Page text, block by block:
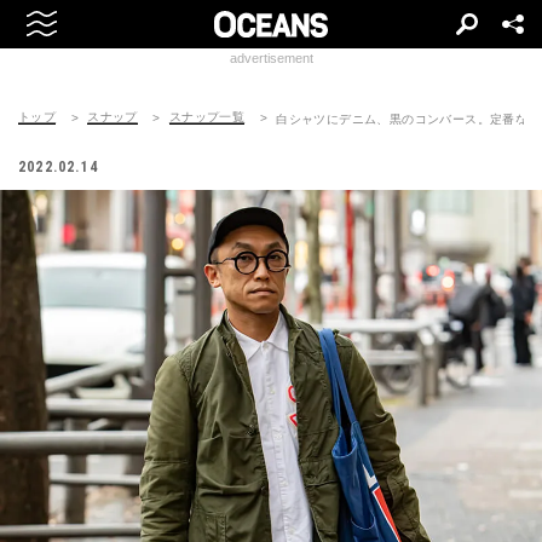
advertisement
トップ スナップ スナップ一覧 白シャツにデニム、黒のコンバース。定番な
2022.02.14